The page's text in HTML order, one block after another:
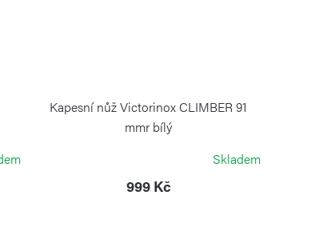
Kapesní nůž Victorinox CLIMBER 91
mmr bílý
Skladem
999 Kč